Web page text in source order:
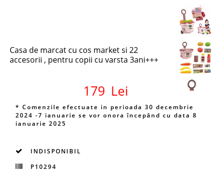
Casa de marcat cu cos market si 22
accesorii , pentru copii cu varsta 3ani+++
179 Lei
* Comenzile efectuate in perioada 30 decembrie
2024 -7 ianuarie se vor onora începând cu data 8
ianuarie 2025
INDISPONIBIL
P10294